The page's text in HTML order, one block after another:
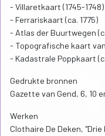
- Villaretkaart (1745-1748)
- Ferrariskaart (ca. 1775)
- Atlas der Buurtwegen
- Topografische kaart
- Kadastrale Poppkaart
Gedrukte bronnen
Gazette van Gend, 6, 10
Werken
Clothaire De Deken,